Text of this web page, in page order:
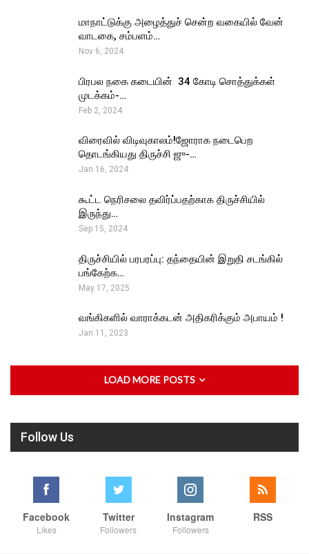
மாநாட்டுக்கு அழைத்துச் சென்ற வகையில் வேன்
வாடகை, சம்பளம்…
Nov 6, 2024
பிரபல நகை கடையின் ₹ 34 கோடி சொத்துக்கள்
முடக்கம்-…
Feb 2, 2024
விரைவில் விடிவுகாலம்!ஜோராக நடைபெற
தொடங்கியது திருச்சி ஜு-…
Jan 16, 2024
கூட்ட நெரிசலை தவிர்ப்பதற்காக திருச்சியில்
இருந்து…
Sep 15, 2024
திருச்சியில் பரபரப்பு: தந்தையின் இறுதி சடங்கில்
பங்கேற்க…
May 17, 2025
வங்கிகளில் வாராக்கடன் அதிகரிக்கும் அபாயம் !
Jan 11, 2023
LOAD MORE POSTS
Follow Us
Facebook
Likes
Twitter
Followers
Instagram
Followers
RSS